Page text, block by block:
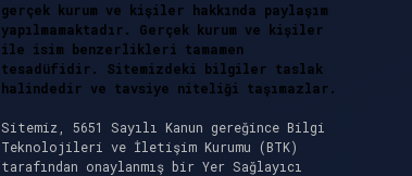
gerçek kurum ve kişiler hakkında paylaşım
yapılmamaktadır. Gerçek kurum ve kişiler
ile isim benzerlikleri tamamen
tesadüfidir. Sitemizdeki bilgiler taslak
halindedir ve tavsiye niteliği taşımazlar.
Sitemiz, 5651 Sayılı Kanun gereğince Bilgi
Teknolojileri ve İletişim Kurumu (BTK)
tarafından onaylanmış bir Yer Sağlayıcı